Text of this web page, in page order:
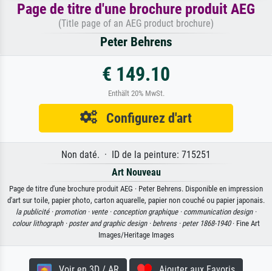
Page de titre d'une brochure produit AEG
(Title page of an AEG product brochure)
Peter Behrens
€ 149.10
Enthält 20% MwSt.
Configurez d'art
Non daté. · ID de la peinture: 715251
Art Nouveau
Page de titre d'une brochure produit AEG · Peter Behrens. Disponible en impression
d'art sur toile, papier photo, carton aquarelle, papier non couché ou papier japonais.
la publicité · promotion · vente · conception graphique · communication design ·
colour lithograph · poster and graphic design · behrens · peter 1868-1940· Fine Art
Images/Heritage Images